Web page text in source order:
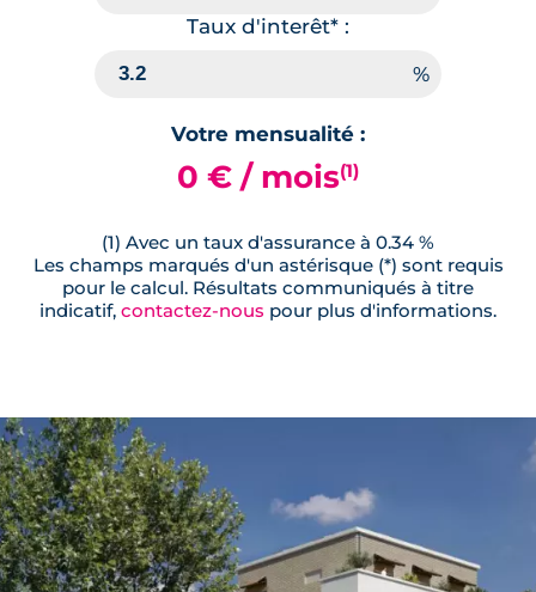
Taux d'interêt* :
Votre mensualité :
0 € / mois(1)
(1) Avec un taux d'assurance à 0.34 %
Les champs marqués d'un astérisque (*) sont requis
pour le calcul. Résultats communiqués à titre
indicatif, contactez-nous pour plus d'informations.